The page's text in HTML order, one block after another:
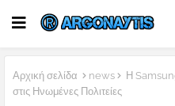
Αρχική σελίδα news
Η
στις Ηνωμένες Πολιτείες